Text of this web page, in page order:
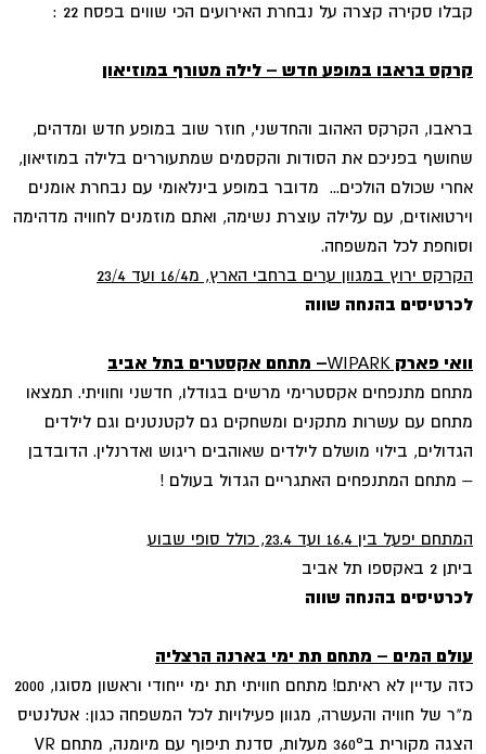
קבלו סקירה קצרה על נבחרת האירועים הכי שווים בפסח 22 :
קרקס בראבו במופע חדש – לילה מטורף במוזיאון
בראבו, הקרקס האהוב והחדשני, חוזר שוב במופע חדש ומדהים,
שחושף בפניכם את הסודות והקסמים שמתעוררים בלילה במוזיאון,
אחרי שכולם הולכים... מדובר במופע בינלאומי עם נבחרת אומנים
וירטואוזים, עם עלילה עוצרת נשימה, ואתם מוזמנים לחוויה מדהימה
וסוחפת לכל המשפחה.
הקרקס ירוץ במגוון ערים ברחבי הארץ, מ16/4 ועד 23/4
לכרטיסים בהנחה שווה
וואי פארק WIPARK– מתחם אקסטרים בתל אביב
מתחם מתנפחים אקסטרימי מרשים בגודלו, חדשני וחוויתי. תמצאו
מתחם עם עשרות מתקנים ומשחקים גם לקטנטנים וגם לילדים
הגדולים, בילוי מושלם לילדים שאוהבים ריגוש ואדרנלין. הדובדבן
– מתחם המתנפחים האתגריים הגדול בעולם !
המתחם יפעל בין 16.4 ועד 23.4, כולל סופי שבוע
ביתן 2 באקספו תל אביב
לכרטיסים בהנחה שווה
עולם המים – מתחם תת ימי בארנה הרצליה
כזה עדיין לא ראיתם! מתחם חוויתי תת ימי ייחודי וראשון מסוגו, 2000
מ"ר של חוויה והעשרה, מגוון פעילויות לכל המשפחה כגון: אטלנטיס
הצגה מקורית ב360° מעלות, סדנת תיפוף עם מיומנה, מתחם VR